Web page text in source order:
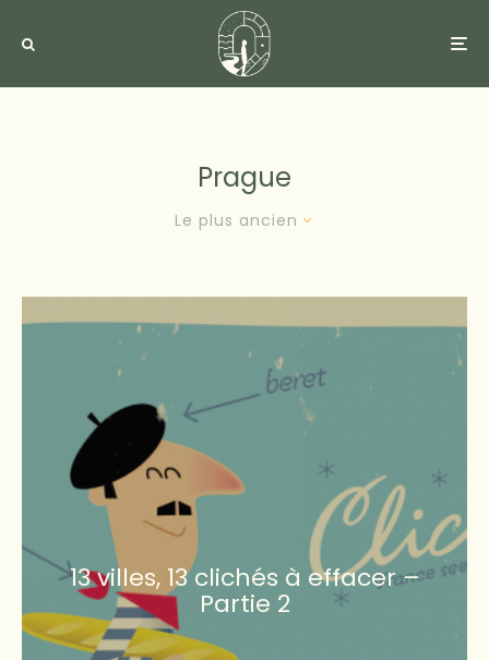
Prague
Le plus ancien
13 villes, 13 clichés à effacer –
Partie 2